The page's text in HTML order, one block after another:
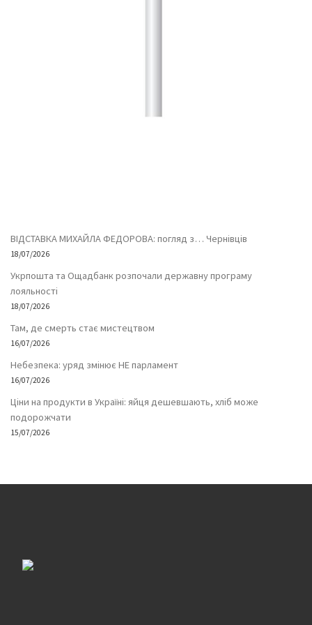
ВІДСТАВКА МИХАЙЛА ФЕДОРОВА: погляд з… Чернівців
18/07/2026
Укрпошта та Ощадбанк розпочали державну програму
лояльності
18/07/2026
Там, де смерть стає мистецтвом
16/07/2026
Небезпека: уряд змінює НЕ парламент
16/07/2026
Ціни на продукти в Україні: яйця дешевшають, хліб може
подорожчати
15/07/2026